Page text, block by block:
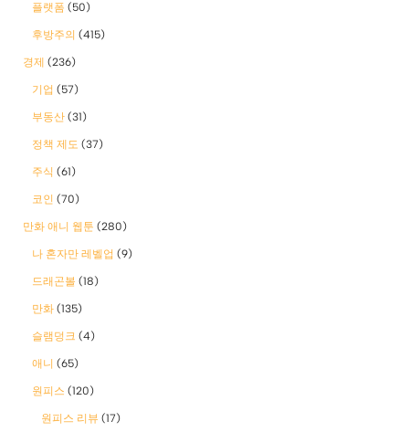
플랫폼 (50)
후방주의 (415)
경제 (236)
기업 (57)
부동산 (31)
정책 제도 (37)
주식 (61)
코인 (70)
만화 애니 웹툰 (280)
나 혼자만 레벨업 (9)
드래곤볼 (18)
만화 (135)
슬램덩크 (4)
애니 (65)
원피스 (120)
원피스 리뷰 (17)